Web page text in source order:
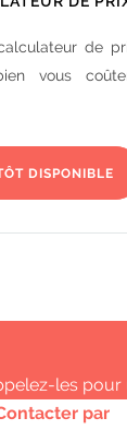
de
vous
DISPONIBLE
les pour
58 62 32par